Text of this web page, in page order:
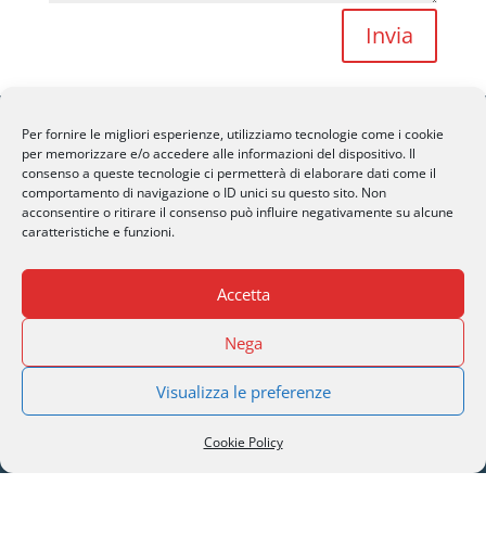
Per fornire le migliori esperienze, utilizziamo tecnologie come i cookie
per memorizzare e/o accedere alle informazioni del dispositivo. Il
consenso a queste tecnologie ci permetterà di elaborare dati come il
comportamento di navigazione o ID unici su questo sito. Non
acconsentire o ritirare il consenso può influire negativamente su alcune
caratteristiche e funzioni.
Accetta
Nega
Visualizza le preferenze
Cookie Policy
Invia
SERI Lugano
Palazzo Mantegazza (9° Piano)
CH-6900 Lugano – Paradiso
Minfo@seri-lugano.ch
+39 02 8715 90 82